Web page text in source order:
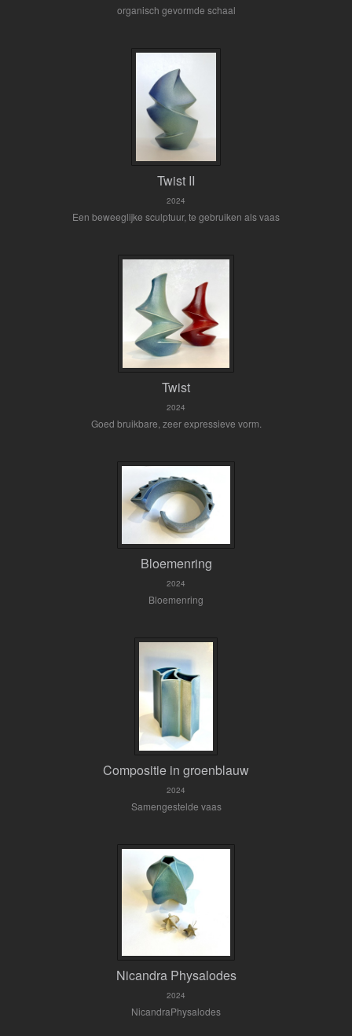
organisch gevormde schaal
Twist II
2024
Een beweeglijke sculptuur, te gebruiken als vaas
Twist
2024
Goed bruikbare, zeer expressieve vorm.
Bloemenring
2024
Bloemenring
Compositie in groenblauw
2024
Samengestelde vaas
Nicandra Physalodes
2024
NicandraPhysalodes